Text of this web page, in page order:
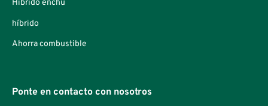
Híbrido enchú
híbrido
Ahorra combustible
Ponte en contacto con nosotros